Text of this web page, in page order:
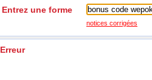
Entrez une forme
notices corrigées
Erreur